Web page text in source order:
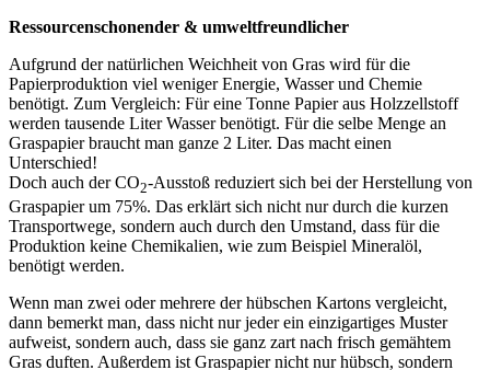
Ressourcenschonender & umweltfreundlicher
Aufgrund der natürlichen Weichheit von Gras wird für die
Papierproduktion viel weniger Energie, Wasser und Chemie
benötigt. Zum Vergleich: Für eine Tonne Papier aus Holzzellstoff
werden tausende Liter Wasser benötigt. Für die selbe Menge an
Graspapier braucht man ganze 2 Liter. Das macht einen
Unterschied!
Doch auch der CO2-Ausstoß reduziert sich bei der Herstellung von
Graspapier um 75%. Das erklärt sich nicht nur durch die kurzen
Transportwege, sondern auch durch den Umstand, dass für die
Produktion keine Chemikalien, wie zum Beispiel Mineralöl,
benötigt werden.
Wenn man zwei oder mehrere der hübschen Kartons vergleicht,
dann bemerkt man, dass nicht nur jeder ein einzigartiges Muster
aufweist, sondern auch, dass sie ganz zart nach frisch gemähtem
Gras duften. Außerdem ist Graspapier nicht nur hübsch, sondern